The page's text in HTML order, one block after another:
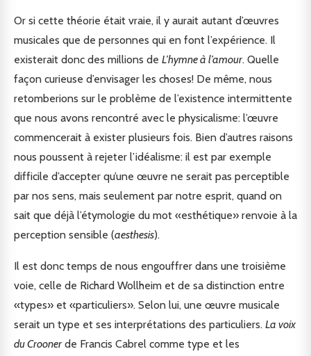
Or si cette théorie était vraie, il y aurait autant d’œuvres
musicales que de personnes qui en font l’expérience. Il
existerait donc des millions de L’hymne à l’amour. Quelle
façon curieuse d’envisager les choses! De même, nous
retomberions sur le problème de l’existence intermittente
que nous avons rencontré avec le physicalisme: l’œuvre
commencerait à exister plusieurs fois. Bien d’autres raisons
nous poussent à rejeter l’idéalisme: il est par exemple
difficile d’accepter qu’une œuvre ne serait pas perceptible
par nos sens, mais seulement par notre esprit, quand on
sait que déjà l’étymologie du mot «esthétique» renvoie à la
perception sensible (aesthesis).
Il est donc temps de nous engouffrer dans une troisième
voie, celle de Richard Wollheim et de sa distinction entre
«types» et «particuliers». Selon lui, une œuvre musicale
serait un type et ses interprétations des particuliers. La voix
du Croonerde Francis Cabrel comme type et les